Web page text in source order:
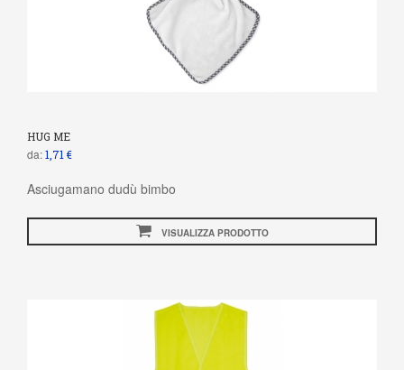
HUG ME
da:1,71 €
Asciugamano dudù bimbo
VISUALIZZA PRODOTTO